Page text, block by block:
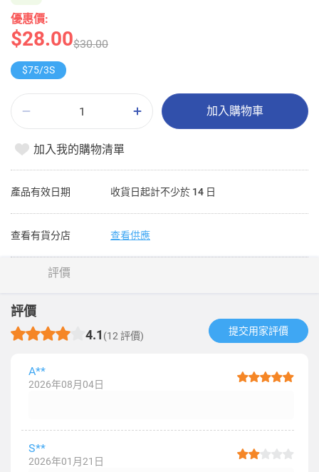
優惠價:
$28.00$30.00
$75/3S
加入購物車
加入我的購物清單
產品有效日期 收貨日起計不少於 14 日
查看有貨分店 查看供應
評價
評價
4.1 (12 評價) 提交用家評價​
A**
2026年08月04日
S**
2026年01月21日